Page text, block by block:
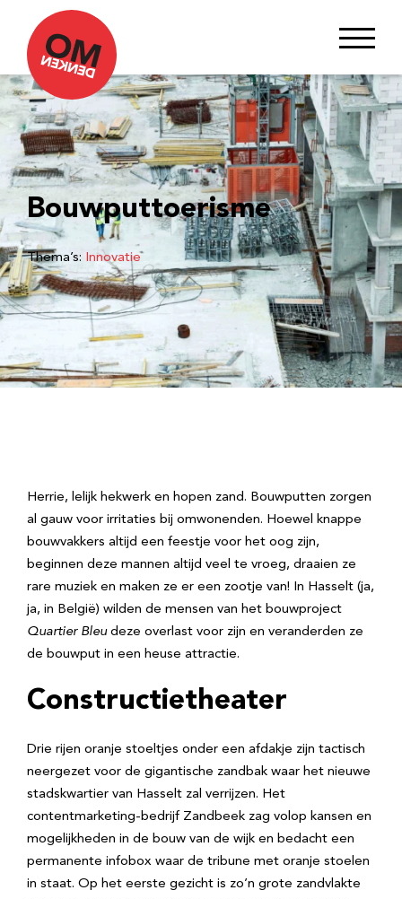
Bouwputtoerisme
Thema’s: Innovatie
Herrie, lelijk hekwerk en hopen zand. Bouwputten zorgen
al gauw voor irritaties bij omwonenden. Hoewel knappe
bouwvakkers altijd een feestje voor het oog zijn,
beginnen deze mannen altijd veel te vroeg, draaien ze
rare muziek en maken ze er een zootje van! In Hasselt (ja,
ja, in België) wilden de mensen van het bouwproject
Quartier Bleu deze overlast voor zijn en veranderden ze
de bouwput in een heuse attractie.
Constructietheater
Drie rijen oranje stoeltjes onder een afdakje zijn tactisch
neergezet voor de gigantische zandbak waar het nieuwe
stadskwartier van Hasselt zal verrijzen. Het
contentmarketing-bedrijf Zandbeek zag volop kansen en
mogelijkheden in de bouw van de wijk en bedacht een
permanente infobox waar de tribune met oranje stoelen
in staat. Op het eerste gezicht is zo’n grote zandvlakte